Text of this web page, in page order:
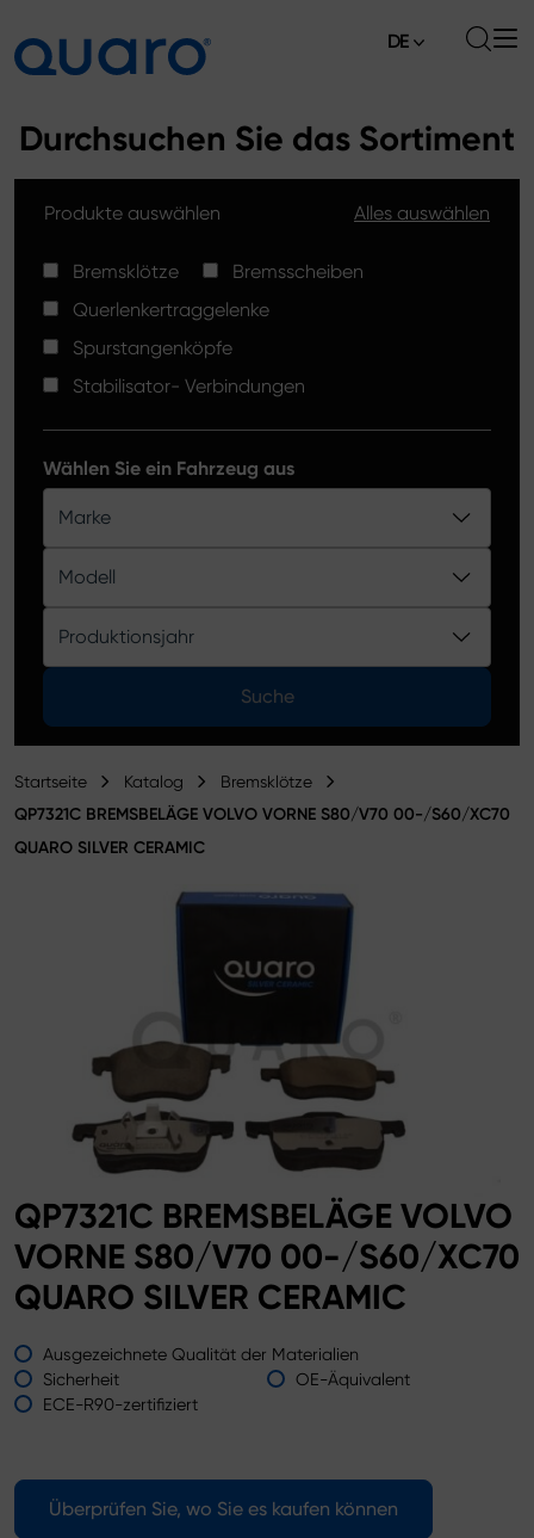
Bremsklötze
Bremsscheiben High Carbon
Spurstangenköpfe
Bremsklötze Silver Ceramic
Produktkatalog
Aktuelles
Verkaufsstellen
Kontakt
DE
Durchsuchen Sie das Sortiment
Produkte auswählen Alles auswählen
Bremsklötze
Bremsscheiben
Querlenkertraggelenke
Spurstangenköpfe
Stabilisator- Verbindungen
Wählen Sie ein Fahrzeug aus
Marke
Modell
Produktionsjahr
Suche
Startseite Katalog Bremsklötze
QP7321C BREMSBELÄGE VOLVO VORNE S80/V70 00-/S60/XC70
QUARO SILVER CERAMIC
QP7321C BREMSBELÄGE VOLVO
VORNE S80/V70 00-/S60/XC70
QUARO SILVER CERAMIC
Ausgezeichnete Qualität der Materialien
Sicherheit
OE-Äquivalent
ECE-R90-zertifiziert
Überprüfen Sie, wo Sie es kaufen können